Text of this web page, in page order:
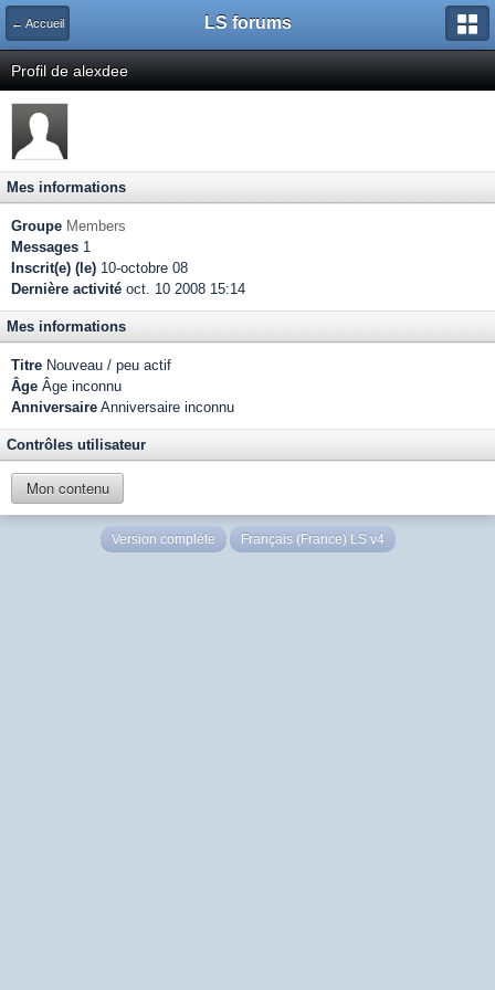
← Accueil LS forums
Profil de alexdee
Mes informations
Groupe Members
Messages 1
Inscrit(e) (le) 10-octobre 08
Dernière activité oct. 10 2008 15:14
Mes informations
Titre Nouveau / peu actif
Âge Âge inconnu
Anniversaire Anniversaire inconnu
Contrôles utilisateur
Mon contenu
Version complète Français (France) LS v4